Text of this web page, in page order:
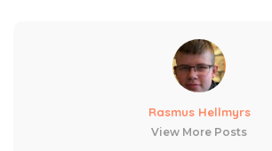
Rasmus Hellmyrs
View More Posts